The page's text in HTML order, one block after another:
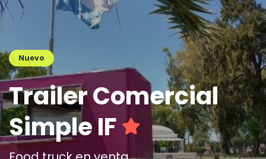
Nuevo
Trailer Comercial
Simple IF